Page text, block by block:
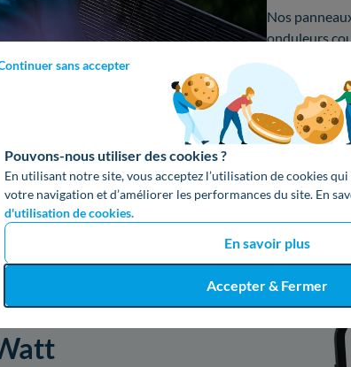
sans accepter
Pouvons-nous utiliser des cookies ?
En utilisant notre site, vous acceptez l’utilisation de cookies
votre navigation et d’améliorer les performances du site. En
d'utilisation de cookies.
En savoir plus
Accepter & Fermer
Nos
onduleurs
solaire avec